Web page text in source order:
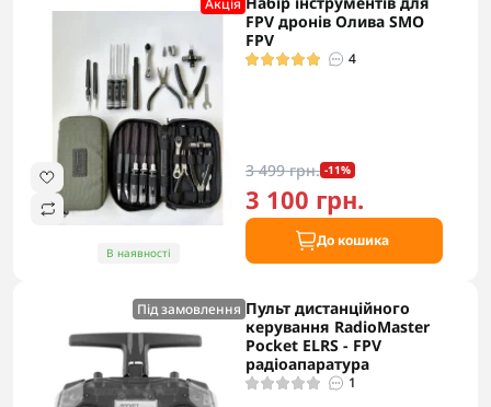
Акцiя
В наявності
FPV дронів Олива SMO
FPV
4
3 499 грн. -11%
3 100 грн.
До кошика
Під замовлення Пульт дистанційного
керування RadioMaster
Pocket ELRS - FPV
радіоапаратура
1